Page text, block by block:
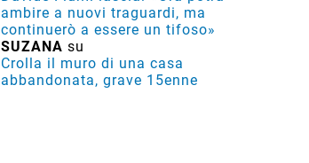
ambire a nuovi traguardi, ma
continuerò a essere un tifoso»
SUZANA su
Crolla il muro di una casa
abbandonata, grave 15enne